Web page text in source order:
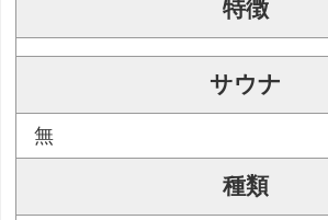
特徴
サウナ
無
種類